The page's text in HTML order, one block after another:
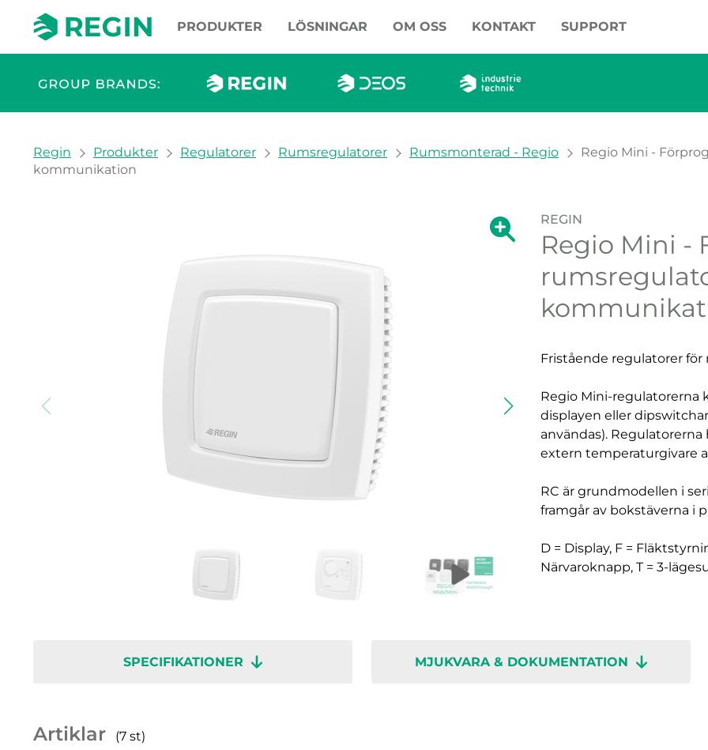
PRODUKTER LÖSNINGAR OM OSS KONTAKT SUPPORT
You are here:
Regin Produkter Regulatorer Rumsregulatorer Rumsmonterad - Regio
Regio Mini -
kommunikation
Visa förstoring av bilden.
Visa förstoring
REGIN
Regio Mini -
Fristående regulatorer
Regio Mini-regulatorerna
displayen eller
användas).
extern temperaturgivare
RC är grundmodellen i
framgår av bokstäverna i
D = Display, F =
Närvaroknapp, T = 3-
SPECIFIKATIONER MJUKVARA & DOKUMENTATION
Artiklar (7 st)